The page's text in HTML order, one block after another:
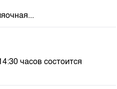
часов состоится